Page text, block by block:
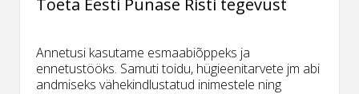
Toeta Eesti Punase Risti tegevust
Annetusi kasutame esmaabiõppeks ja
ennetustööks. Samuti toidu, hügieenitarvete jm abi
andmiseks vähekindlustatud inimestele ning